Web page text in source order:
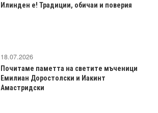
Илинден е! Традиции, обичаи и поверия
18.07.2026
Почитаме паметта на светите мъченици
Емилиан Доростолски и Иакинт
Амастридски